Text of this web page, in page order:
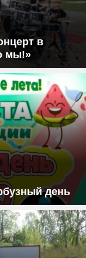
в
мы!»
день